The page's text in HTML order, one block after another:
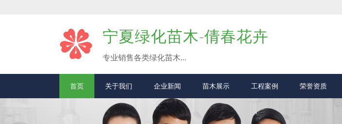
宁夏绿化苗木-倩春花卉
专业销售各类绿化苗木...
首页 关于我们 企业新闻 苗木展示 工程案例 荣誉资质